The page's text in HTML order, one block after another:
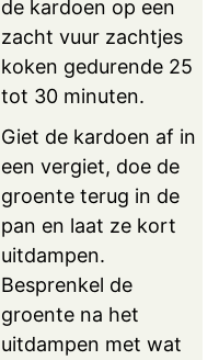
de kardoen op een
zacht vuur zachtjes
koken gedurende 25
tot 30 minuten.
Giet de kardoen af in
een vergiet, doe de
groente terug in de
pan en laat ze kort
uitdampen.
Besprenkel de
groente na het
uitdampen met wat